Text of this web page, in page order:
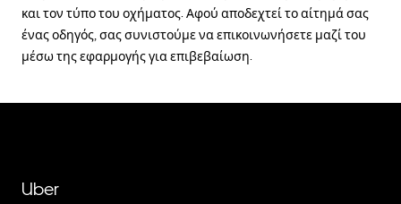
και τον τύπο του οχήματος. Αφού αποδεχτεί το αίτημά σας
ένας οδηγός, σας συνιστούμε να επικοινωνήσετε μαζί του
μέσω της εφαρμογής για επιβεβαίωση.
Uber